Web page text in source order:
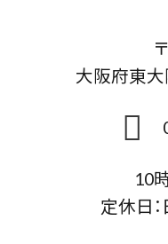
大阪府東
10
定休日：